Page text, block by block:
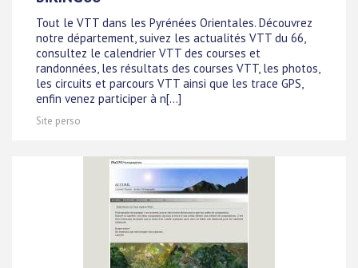
Tout le VTT dans les Pyrénées Orientales. Découvrez
notre département, suivez les actualités VTT du 66,
consultez le calendrier VTT des courses et
randonnées, les résultats des courses VTT, les photos,
les circuits et parcours VTT ainsi que les trace GPS,
enfin venez participer à n[...]
Site perso